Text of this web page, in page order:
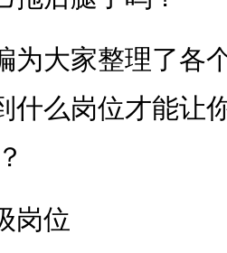
大家整理了各
什么岗位才能让
位